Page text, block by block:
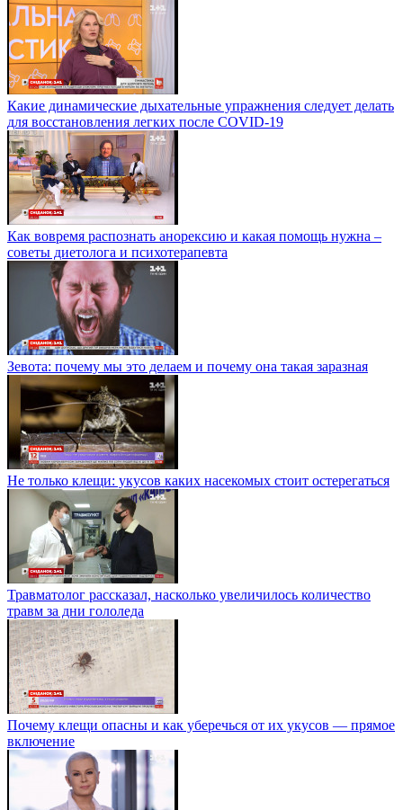
Какие динамические дыхательные упражнения следует делать
для восстановления легких после COVID-19
Как вовремя распознать анорексию и какая помощь нужна –
советы диетолога и психотерапевта
Зевота: почему мы это делаем и почему она такая заразная
Не только клещи: укусов каких насекомых стоит остерегаться
Травматолог рассказал, насколько увеличилось количество
травм за дни гололеда
Почему клещи опасны и как уберечься от их укусов — прямое
включение